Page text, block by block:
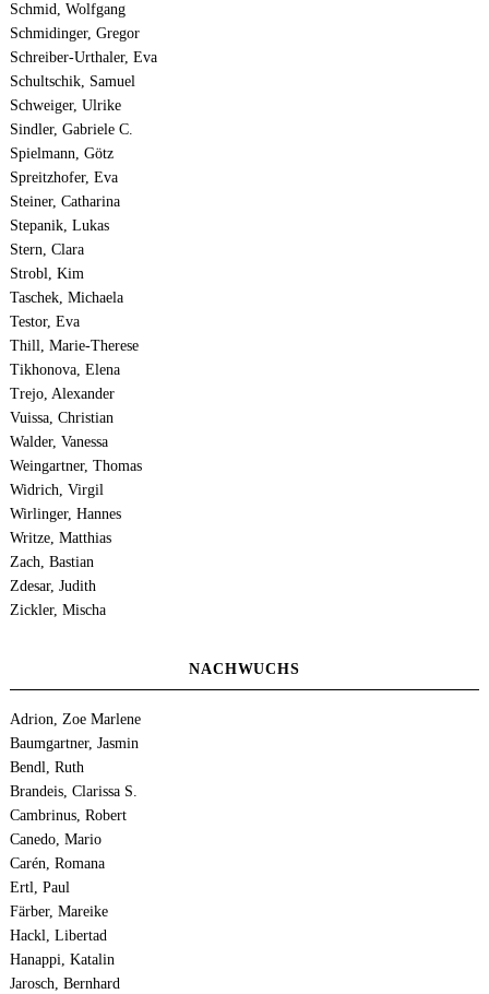
Schmid, Wolfgang
Schmidinger, Gregor
Schreiber-Urthaler, Eva
Schultschik, Samuel
Schweiger, Ulrike
Sindler, Gabriele C.
Spielmann, Götz
Spreitzhofer, Eva
Steiner, Catharina
Stepanik, Lukas
Stern, Clara
Strobl, Kim
Taschek, Michaela
Testor, Eva
Thill, Marie-Therese
Tikhonova, Elena
Trejo, Alexander
Vuissa, Christian
Walder, Vanessa
Weingartner, Thomas
Widrich, Virgil
Wirlinger, Hannes
Writze, Matthias
Zach, Bastian
Zdesar, Judith
Zickler, Mischa
NACHWUCHS
Adrion, Zoe Marlene
Baumgartner, Jasmin
Bendl, Ruth
Brandeis, Clarissa S.
Cambrinus, Robert
Canedo, Mario
Carén, Romana
Ertl, Paul
Färber, Mareike
Hackl, Libertad
Hanappi, Katalin
Jarosch, Bernhard